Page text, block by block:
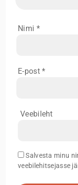
Nimi *
E-post*
Veebileht
Salvesta minu
veebilehitsejasse